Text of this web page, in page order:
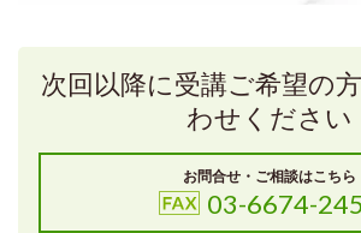
次回以降に受講ご希望の
わせください
お問合せ・ご相談はこちら
03-6674-